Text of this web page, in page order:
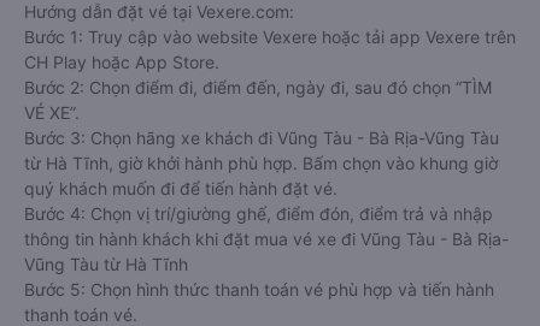
Hướng dẫn đặt vé tại Vexere.com:
Bước 1: Truy cập vào website Vexere hoặc tải app Vexere trên
CH Play hoặc App Store.
Bước 2: Chọn điểm đi, điểm đến, ngày đi, sau đó chọn “TÌM
VÉ XE”.
Bước 3: Chọn hãng xe khách đi Vũng Tàu - Bà Rịa-Vũng Tàu
từ Hà Tĩnh, giờ khởi hành phù hợp. Bấm chọn vào khung giờ
quý khách muốn đi để tiến hành đặt vé.
Bước 4: Chọn vị trí/giường ghế, điểm đón, điểm trả và nhập
thông tin hành khách khi đặt mua vé xe đi Vũng Tàu - Bà Rịa-
Vũng Tàu từ Hà Tĩnh
Bước 5: Chọn hình thức thanh toán vé phù hợp và tiến hành
thanh toán vé.